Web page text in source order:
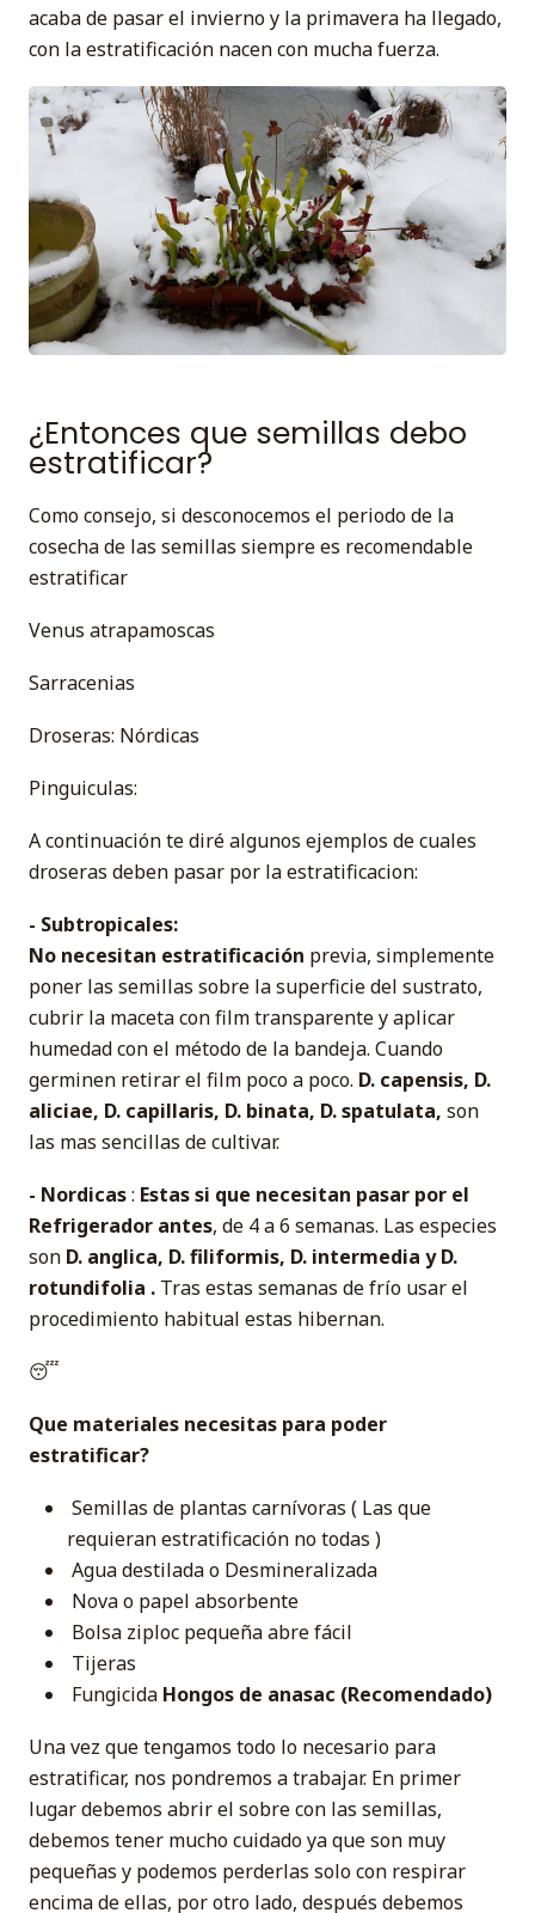
acaba de pasar el invierno y la primavera ha llegado,
con la estratificación nacen con mucha fuerza.
¿Entonces que semillas debo
estratificar?
Como consejo, si desconocemos el periodo de la
cosecha de las semillas siempre es recomendable
estratificar
Venus atrapamoscas
Sarracenias
Droseras: Nórdicas
Pinguiculas:
A continuación te diré algunos ejemplos de cuales
droseras deben pasar por la estratificacion:
- Subtropicales:
No necesitan estratificación previa, simplemente
poner las semillas sobre la superficie del sustrato,
cubrir la maceta con film transparente y aplicar
humedad con el método de la bandeja. Cuando
germinen retirar el film poco a poco. D. capensis, D.
aliciae, D. capillaris, D. binata, D. spatulata, son
las mas sencillas de cultivar.
- Nordicas: Estas si que necesitan pasar por el
Refrigerador antes, de 4 a 6 semanas. Las especies
son D. anglica, D. filiformis, D. intermedia y D.
rotundifolia . Tras estas semanas de frío usar el
procedimiento habitual estas hibernan.
😴
Que materiales necesitas para poder
estratificar?
Semillas de plantas carnívoras ( Las que
requieran estratificación no todas )
Agua destilada o Desmineralizada
Nova o papel absorbente
Bolsa ziploc pequeña abre fácil
Tijeras
Fungicida Hongos de anasac (Recomendado)
Una vez que tengamos todo lo necesario para
estratificar, nos pondremos a trabajar. En primer
lugar debemos abrir el sobre con las semillas,
debemos tener mucho cuidado ya que son muy
pequeñas y podemos perderlas solo con respirar
encima de ellas, por otro lado, después debemos